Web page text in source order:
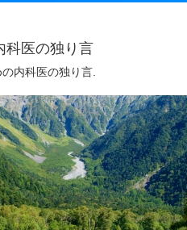
科医の独り言
内科医の独り言.